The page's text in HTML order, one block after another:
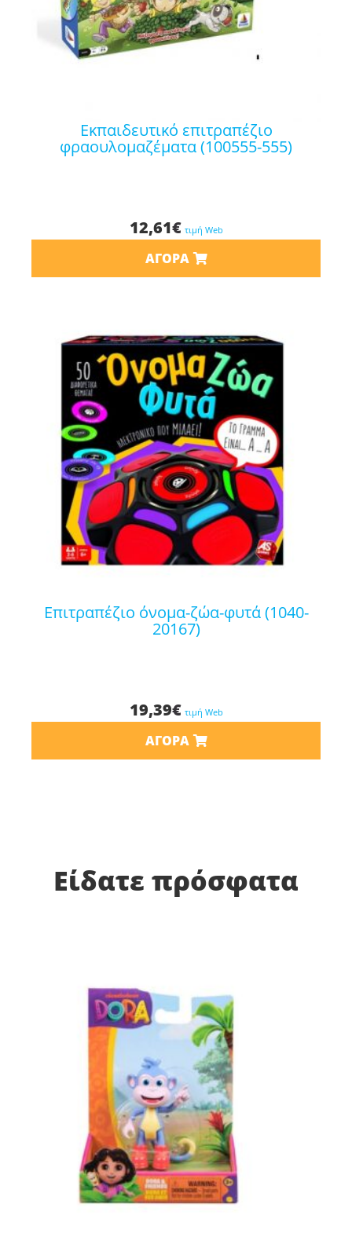
εκπαιδευτικό επιτραπέζιο
φραουλομαζέματα (100555-555)
12,61€ τιμή Web
ΑΓΟΡΆ
επιτραπέζιο όνομα-ζώα-φυτά (1040-
20167)
19,39€ τιμή Web
ΑΓΟΡΆ
Είδατε πρόσφατα